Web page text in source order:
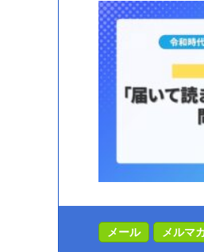
メール メルマ